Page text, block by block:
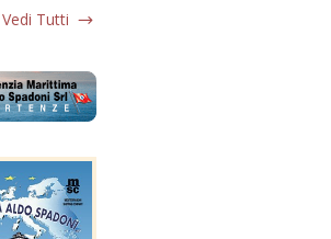
Vedi Tutti